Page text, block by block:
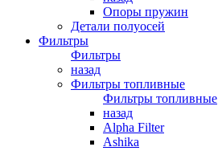
Опоры пружин
Детали полуосей
Фильтры
Фильтры
назад
Фильтры топливные
Фильтры топливные
назад
Alpha Filter
Ashika